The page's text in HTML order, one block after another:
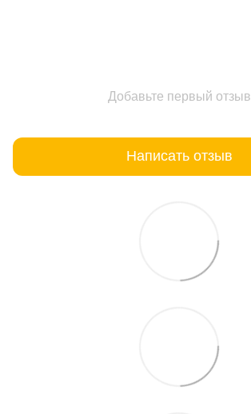
Добавьте первый отзыв
Написать отзыв